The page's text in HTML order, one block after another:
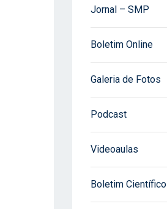
Jornal – SMP
Boletim Online
Galeria de Fotos
Podcast
Videoaulas
Boletim Científico